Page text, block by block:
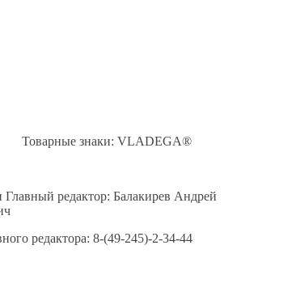
Товарные знаки: VLADEGA®
Главный редактор: Балакирев Андрей
редактора: 8-(49-245)-2-34-44